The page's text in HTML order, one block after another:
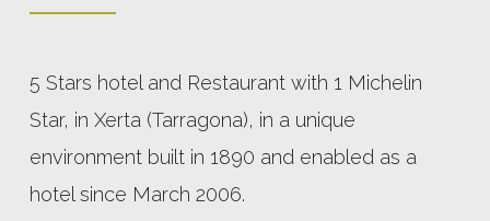
5 Stars hotel and Restaurant with 1 Michelin
Star, in Xerta (Tarragona), in a unique
environment built in 1890 and enabled as a
hotel since March 2006.